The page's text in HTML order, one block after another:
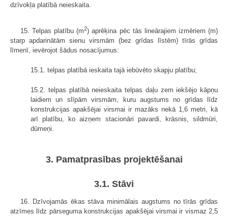
dzīvokļa platībā neieskaita.
15. Telpas platību (m2) aprēķina pēc tās lineārajiem izmēriem (m)
starp apdarinātām sienu virsmām (bez grīdas līstēm) tīrās grīdas
līmenī, ievērojot šādus nosacījumus:
15.1. telpas platībā ieskaita tajā iebūvēto skapju platību;
15.2. telpas platībā neieskaita telpas daļu zem iekšējo kāpņu
laidiem un slīpām virsmām, kuru augstums no grīdas līdz
konstrukcijas apakšējai virsmai ir mazāks nekā 1,6 metri, kā
arī platību, ko aizņem stacionāri pavardi, krāsnis, sildmūri,
dūmeņi.
3. Pamatprasības projektēšanai
3.1. Stāvi
16. Dzīvojamās ēkas stāva minimālais augstums no tīrās grīdas
atzīmes līdz pārseguma konstrukcijas apakšējai virsmai ir vismaz 2,5